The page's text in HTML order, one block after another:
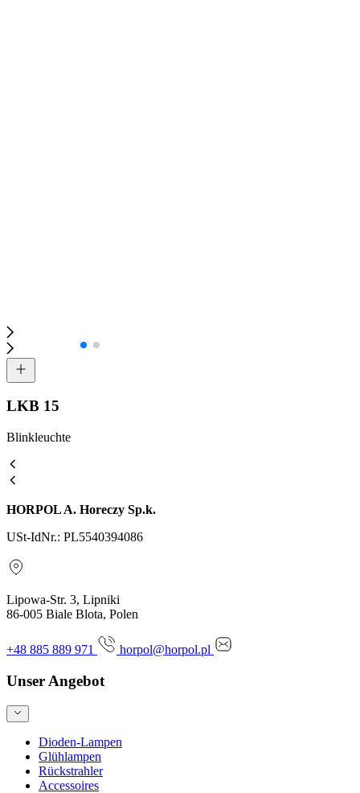
LKB 15
Blinkleuchte
HORPOL A. Horeczy Sp.k.
USt-IdNr.: PL5540394086
Lipowa-Str. 3, Lipniki
86-005 Biale Blota, Polen
+48 885 889 971 horpol@horpol.pl
Unser Angebot
Dioden-Lampen
Glühlampen
Rückstrahler
Accessoires